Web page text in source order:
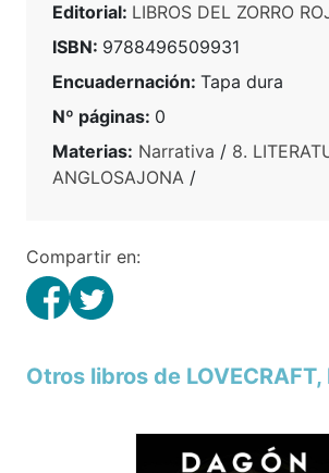
Editorial: LIBROS DEL ZORRO
ISBN: 9788496509931
Encuadernación: Tapa dura
Nº páginas: 0
Materias: Narrativa / 8.
ANGLOSAJONA /
Compartir en:
Otros libros de LOVECRAFT,